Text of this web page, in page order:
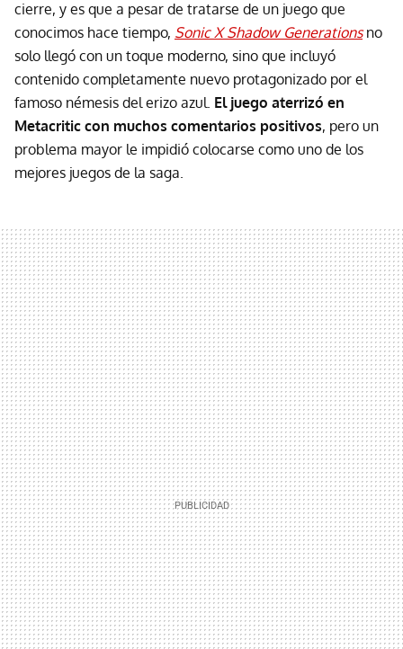
cierre, y es que a pesar de tratarse de un juego que
conocimos hace tiempo, Sonic X Shadow Generationsno
solo llegó con un toque moderno, sino que incluyó
contenido completamente nuevo protagonizado por el
famoso némesis del erizo azul. El juego aterrizó en
Metacritic con muchos comentarios positivos, pero un
problema mayor le impidió colocarse como uno de los
mejores juegos de la saga.